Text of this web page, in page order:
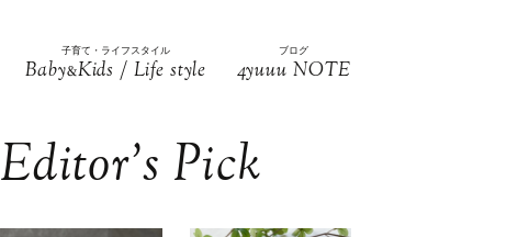
子育て・ライフスタイル
Baby&Kids / Life style
ブログ
4yuuu NOTE
Editor’s Pick